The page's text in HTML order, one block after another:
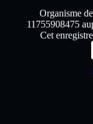
Organisme
11755908475
Cet